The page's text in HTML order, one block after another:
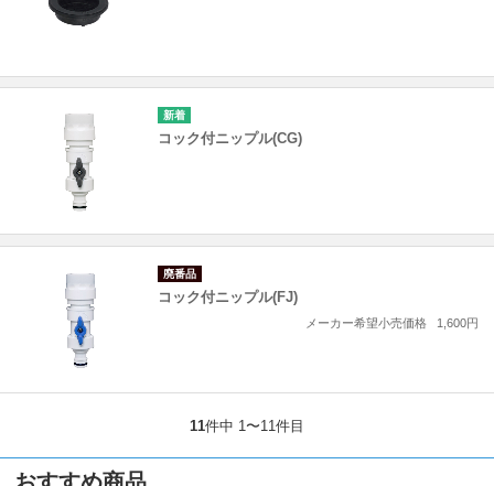
コック付ニップル(CG)
廃番品
コック付ニップル(FJ)
メーカー希望小売価格 1,600円
11件中 1〜11件目
おすすめ商品